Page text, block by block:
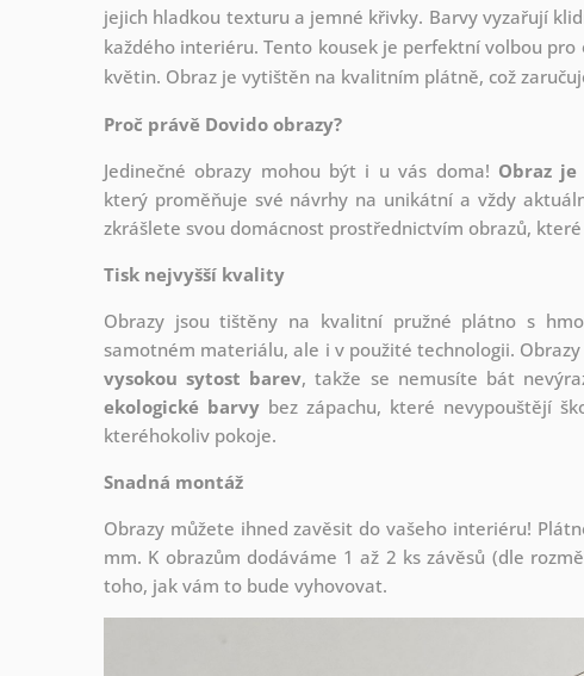
jejich hladkou texturu a jemné křivky. Barvy vyzařují
každého interiéru. Tento kousek je perfektní volbou
květin. Obraz je vytištěn na kvalitním plátně, což
Proč právě Dovido obrazy?
Jedinečné obrazy mohou být i u vás doma! Obraz je
který proměňuje své návrhy na unikátní a vždy
zkrášlete svou domácnost prostřednictvím obrazů,
Tisk nejvyšší kvality
Obrazy jsou tištěny na kvalitní pružné plátno s
samotném materiálu, ale i v použité technologii.
vysokou sytost barev, takže se nemusíte bát
ekologické barvy bez zápachu, které nevypouštějí
kteréhokoliv pokoje.
Snadná montáž
Obrazy můžete ihned zavěsit do vašeho interiéru!
mm. K obrazům dodáváme 1 až 2 ks závěsů (dle
toho, jak vám to bude vyhovovat.